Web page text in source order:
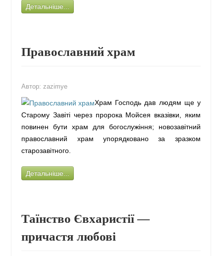
Детальніше...
Православний храм
Автор: zazimye
Храм Господь дав людям ще у
Старому Завіті через пророка Мойсея вказівки, яким
повинен бути храм для богослужіння; новозавітний
православний храм упорядковано за зразком
старозавітного.
Детальніше...
Таїнство Євхаристії —
причастя любові